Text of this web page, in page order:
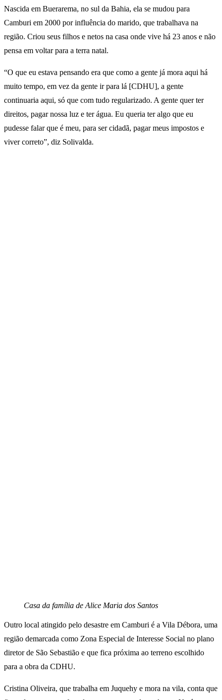
Nascida em Buerarema, no sul da Bahia, ela se mudou para
Camburi em 2000 por influência do marido, que trabalhava na
região. Criou seus filhos e netos na casa onde vive há 23 anos e não
pensa em voltar para a terra natal.
“O que eu estava pensando era que como a gente já mora aqui há
muito tempo, em vez da gente ir para lá [CDHU], a gente
continuaria aqui, só que com tudo regularizado. A gente quer ter
direitos, pagar nossa luz e ter água. Eu queria ter algo que eu
pudesse falar que é meu, para ser cidadã, pagar meus impostos e
viver correto”, diz Solivalda.
Casa da família de Alice Maria dos Santos
Outro local atingido pelo desastre em Camburi é a Vila Débora, uma
região demarcada como Zona Especial de Interesse Social no plano
diretor de São Sebastião e que fica próxima ao terreno escolhido
para a obra da CDHU.
Cristina Oliveira, que trabalha em Juquehy e mora na vila, conta que